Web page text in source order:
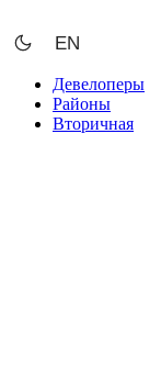
к
содержимому
EN
Девелоперы
Районы
Вторичная